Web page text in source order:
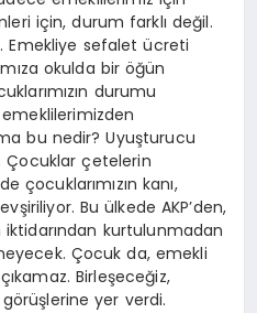
için, durum farklı değil.
Emekliye sefalet ücreti
okulda bir öğün
durumu
bu nedir? Uyuşturucu
Çocuklar çetelerin
çocuklarımızın kanı,
Bu ülkede AKP’den,
iktidarından kurtulunmadan
Çocuk da, emekli
Birleşeceğiz,
yer verdi.